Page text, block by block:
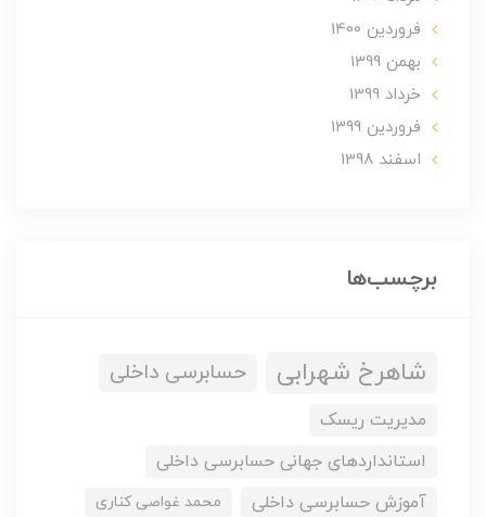
فروردین 1400
بهمن 1399
خرداد 1399
فروردین 1399
اسفند 1398
برچسب‌ها
شاهرخ شهرابی حسابرسی داخلی
مدیریت ریسک
استانداردهای جهانی حسابرسی داخلی
آموزش حسابرسی داخلی
محمد غواصی کناری